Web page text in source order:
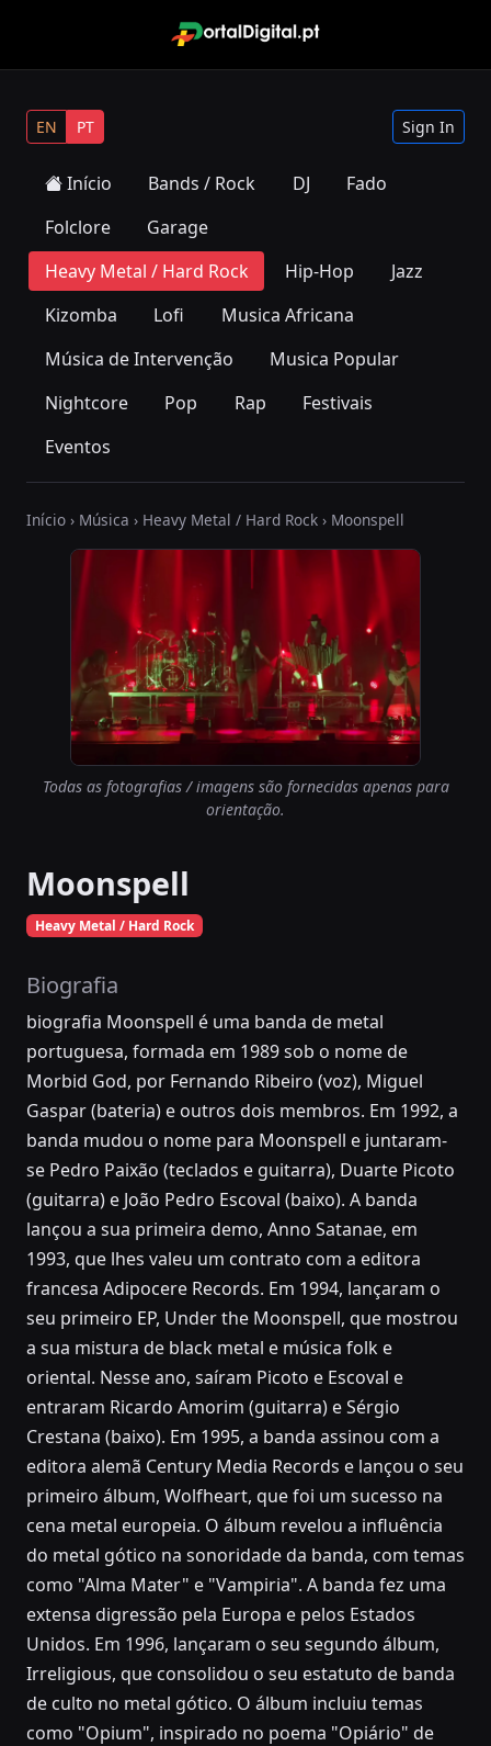
EN PT Sign In
Início Bands / Rock DJ
Fado
Folclore
Garage
Heavy Metal / Hard Rock
Hip-Hop
Jazz
Kizomba
Lofi
Musica Africana
Música de Intervenção
Musica Popular
Nightcore
Pop Rap
Festivais
Eventos
Início › Música › Heavy Metal / Hard Rock › Moonspell
Todas as fotografias / imagens são fornecidas apenas para
orientação.
Moonspell
Heavy Metal / Hard Rock
Biografia
biografia Moonspell é uma banda de metal
portuguesa, formada em 1989 sob o nome de
Morbid God, por Fernando Ribeiro (voz), Miguel
Gaspar (bateria) e outros dois membros. Em 1992, a
banda mudou o nome para Moonspell e juntaram-
se Pedro Paixão (teclados e guitarra), Duarte Picoto
(guitarra) e João Pedro Escoval (baixo). A banda
lançou a sua primeira demo, Anno Satanae, em
1993, que lhes valeu um contrato com a editora
francesa Adipocere Records. Em 1994, lançaram o
seu primeiro EP, Under the Moonspell, que mostrou
a sua mistura de black metal e música folk e
oriental. Nesse ano, saíram Picoto e Escoval e
entraram Ricardo Amorim (guitarra) e Sérgio
Crestana (baixo). Em 1995, a banda assinou com a
editora alemã Century Media Records e lançou o seu
primeiro álbum, Wolfheart, que foi um sucesso na
cena metal europeia. O álbum revelou a influência
do metal gótico na sonoridade da banda, com temas
como "Alma Mater" e "Vampiria". A banda fez uma
extensa digressão pela Europa e pelos Estados
Unidos. Em 1996, lançaram o seu segundo álbum,
Irreligious, que consolidou o seu estatuto de banda
de culto no metal gótico. O álbum incluiu temas
como "Opium", inspirado no poema "Opiário" de